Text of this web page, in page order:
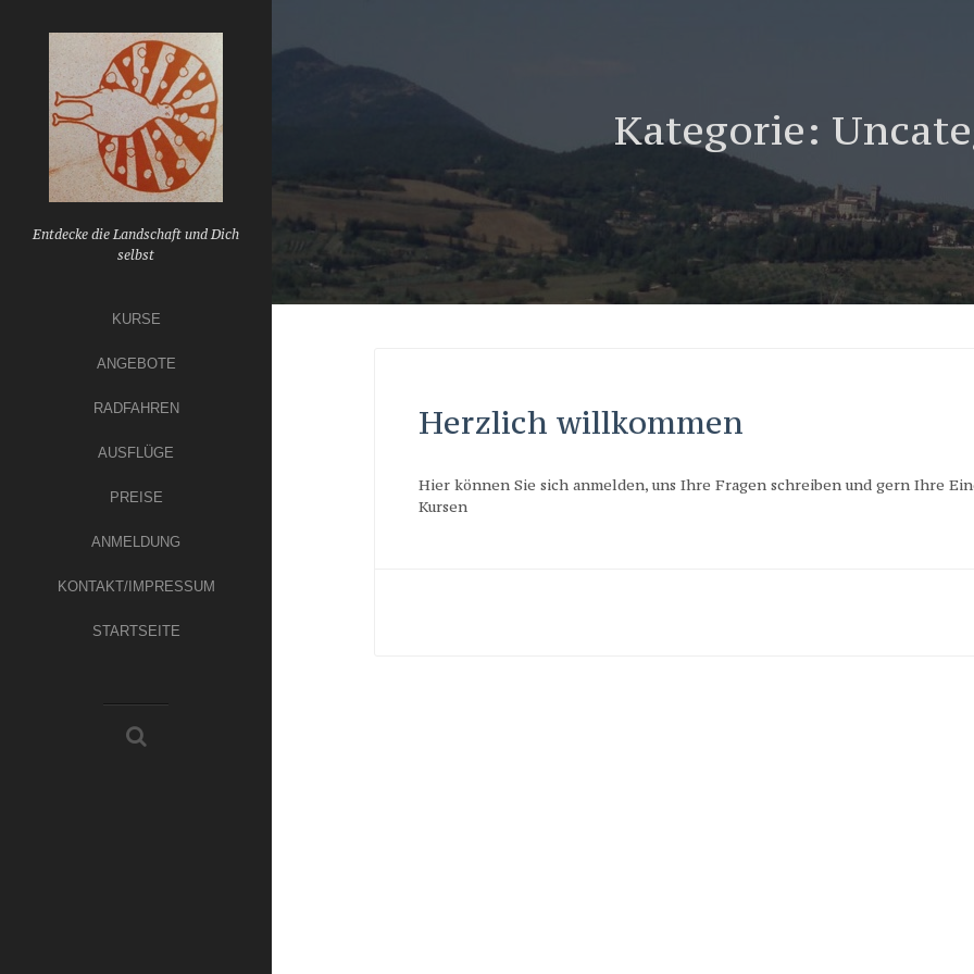
Entdecke die Landschaft und Dich
selbst
KURSE
ANGEBOTE
RADFAHREN
AUSFLÜGE
PREISE
ANMELDUNG
KONTAKT/IMPRESSUM
STARTSEITE
Kategorie:
Herzlich willkommen
Hier können Sie sich anmelden, uns Ihre Fragen schreiben und gern Ihre
Kursen